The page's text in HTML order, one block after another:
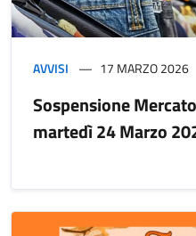
AVVISI 17 MARZO 2026
Sospensione
martedì 24 Marzo